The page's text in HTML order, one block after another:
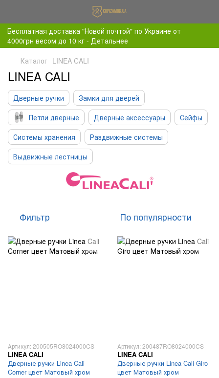
Бесплатная доставка "Новой почтой" по Украине от
4000грн весом до 10 кг - Детальнее
Каталог LINEA CALI
LINEA CALI
Дверные ручки
Замки для дверей
Петли дверные
Дверные аксессуары
Сейфы
Системы хранения
Раздвижные системы
Выдвижные лестницы
Фильтр По популярности
Артикул: 200505RO8024000CS
LINEA CALI
Дверные ручки Linea Cali
Corner цвет Матовый хром
Артикул: 200487RO8024000CS
LINEA CALI
Дверные ручки Linea Cali Giro
цвет Матовый хром